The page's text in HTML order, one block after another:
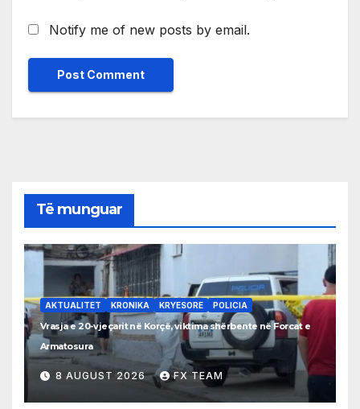
Notify me of new posts by email.
Të munguar
AKTUALITET KRONIKA KRYESORE POLICIA
Vrasja e 20-vjeçarit në Korçë, viktima shërbente në Forcat e
Armatosura
8 AUGUST 2026 FX TEAM